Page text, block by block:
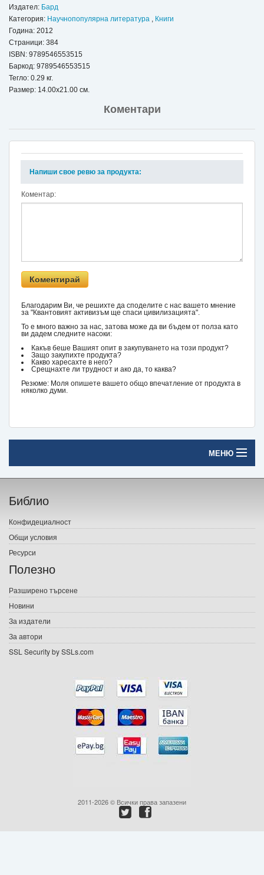
Издател: Бард
Категория: Научнопопулярна литература
Книги
Година: 2012
Страници: 384
ISBN: 9789546553515
Баркод: 9789546553515
Тегло: 0.29 кг.
Размер: 14.00x21.00 см.
Коментари
Напиши свое ревю за продукта:
Коментар:
Благодарим Ви, че решихте да споделите с нас вашето мнение
за "Квантовият активизъм ще спаси цивилизацията".
То е много важно за нас, затова може да ви бъдем от полза като
ви дадем следните насоки:
Какъв беше Вашият опит в закупуването на този продукт?
Защо закупихте продукта?
Какво харесахте в него?
Срещнахте ли трудност и ако да, то каква?
Резюме: Моля опишете вашето общо впечатление от продукта в
няколко думи.
МЕНЮ
Начало
Печатни книги
Електронни книги
Е-списания
Подаръци
Ваучери
Библио
Конфидециалност
Общи условия
Ресурси
Полезно
Разширено търсене
Новини
За издатели
За автори
SSL Security by SSLs.com
2011-2026 © Всички права запазени